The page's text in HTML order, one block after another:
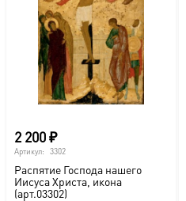
2 200₽
Артикул: 3302
Распятие Господа нашего
Иисуса Христа, икона
(арт.03302)